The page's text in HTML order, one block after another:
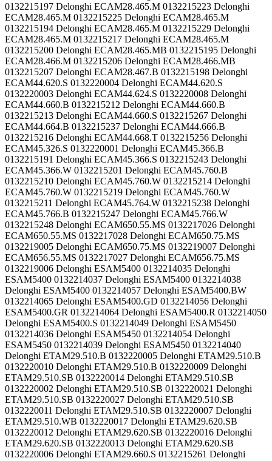
0132215197 Delonghi ECAM28.465.M 0132215223 Delonghi
ECAM28.465.M 0132215225 Delonghi ECAM28.465.M
0132215194 Delonghi ECAM28.465.M 0132215229 Delonghi
ECAM28.465.M 0132215217 Delonghi ECAM28.465.M
0132215200 Delonghi ECAM28.465.MB 0132215195 Delonghi
ECAM28.466.M 0132215206 Delonghi ECAM28.466.MB
0132215207 Delonghi ECAM28.467.B 0132215198 Delonghi
ECAM44.620.S 0132220004 Delonghi ECAM44.620.S
0132220003 Delonghi ECAM44.624.S 0132220008 Delonghi
ECAM44.660.B 0132215212 Delonghi ECAM44.660.B
0132215213 Delonghi ECAM44.660.S 0132215267 Delonghi
ECAM44.664.B 0132215237 Delonghi ECAM44.666.B
0132215216 Delonghi ECAM44.668.T 0132215256 Delonghi
ECAM45.326.S 0132220001 Delonghi ECAM45.366.B
0132215191 Delonghi ECAM45.366.S 0132215243 Delonghi
ECAM45.366.W 0132215201 Delonghi ECAM45.760.B
0132215210 Delonghi ECAM45.760.W 0132215214 Delonghi
ECAM45.760.W 0132215219 Delonghi ECAM45.760.W
0132215211 Delonghi ECAM45.764.W 0132215238 Delonghi
ECAM45.766.B 0132215247 Delonghi ECAM45.766.W
0132215248 Delonghi ECAM650.55.MS 0132217026 Delonghi
ECAM650.55.MS 0132217028 Delonghi ECAM650.75.MS
0132219005 Delonghi ECAM650.75.MS 0132219007 Delonghi
ECAM656.55.MS 0132217027 Delonghi ECAM656.75.MS
0132219006 Delonghi ESAM5400 0132214035 Delonghi
ESAM5400 0132214037 Delonghi ESAM5400 0132214038
Delonghi ESAM5400 0132214057 Delonghi ESAM5400.BW
0132214065 Delonghi ESAM5400.GD 0132214056 Delonghi
ESAM5400.GR 0132214064 Delonghi ESAM5400.R 0132214050
Delonghi ESAM5400.S 0132214049 Delonghi ESAM5450
0132214036 Delonghi ESAM5450 0132214054 Delonghi
ESAM5450 0132214039 Delonghi ESAM5450 0132214040
Delonghi ETAM29.510.B 0132220005 Delonghi ETAM29.510.B
0132220010 Delonghi ETAM29.510.B 0132220009 Delonghi
ETAM29.510.SB 0132220014 Delonghi ETAM29.510.SB
0132220002 Delonghi ETAM29.510.SB 0132220021 Delonghi
ETAM29.510.SB 0132220027 Delonghi ETAM29.510.SB
0132220011 Delonghi ETAM29.510.SB 0132220007 Delonghi
ETAM29.510.WB 0132220017 Delonghi ETAM29.620.SB
0132220012 Delonghi ETAM29.620.SB 0132220016 Delonghi
ETAM29.620.SB 0132220013 Delonghi ETAM29.620.SB
0132220006 Delonghi ETAM29.660.S 0132215261 Delonghi